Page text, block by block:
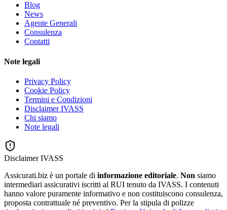
Blog
News
Agente Generali
Consulenza
Contatti
Note legali
Privacy Policy
Cookie Policy
Termini e Condizioni
Disclaimer IVASS
Chi siamo
Note legali
Disclaimer IVASS
Assicurati.biz è un portale di informazione editoriale. Non siamo
intermediari assicurativi iscritti al RUI tenuto da IVASS. I contenuti
hanno valore puramente informativo e non costituiscono consulenza,
proposta contrattuale né preventivo. Per la stipula di polizze